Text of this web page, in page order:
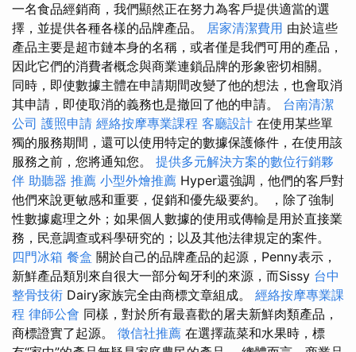
一名食品經銷商，我們顯然正在努力為客戶提供適當的選
擇，並提供各種各樣的品牌產品。 居家清潔費用 由於這些
產品主要是超市鏈本身的名稱，或者僅是我們可用的產品，
因此它們的消費者概念與商業連鎖品牌的形象密切相關。
同時，即使數據主體在申請期間改變了他的想法，也會取消
其申請，即使取消的義務也是撤回了他的申請。 台南清潔
公司 護照申請 經絡按摩專業課程 客廳設計 在使用某些單
獨的服務期間，還可以使用特定的數據保護條件，在使用該
服務之前，您將通知您。 提供多元解決方案的數位行銷夥
伴 助聽器 推薦 小型外燴推薦 Hyper還強調，他們的客戶對
他們來說更敏感和重要，促銷和優先級要約。 ，除了強制
性數據處理之外；如果個人數據的使用或傳輸是用於直接業
務，民意調查或科學研究的；以及其他法律規定的案件。
四門冰箱 餐盒 關於自己的品牌產品的起源，Penny表示，
新鮮產品類別來自很大一部分匈牙利的來源，而Sissy 台中
整骨技術 Dairy家族完全由商標文章組成。 經絡按摩專業課
程 律師公會 同樣，對於所有最喜歡的屠夫新鮮肉類產品，
商標證實了起源。 徵信社推薦 在選擇蔬菜和水果時，標